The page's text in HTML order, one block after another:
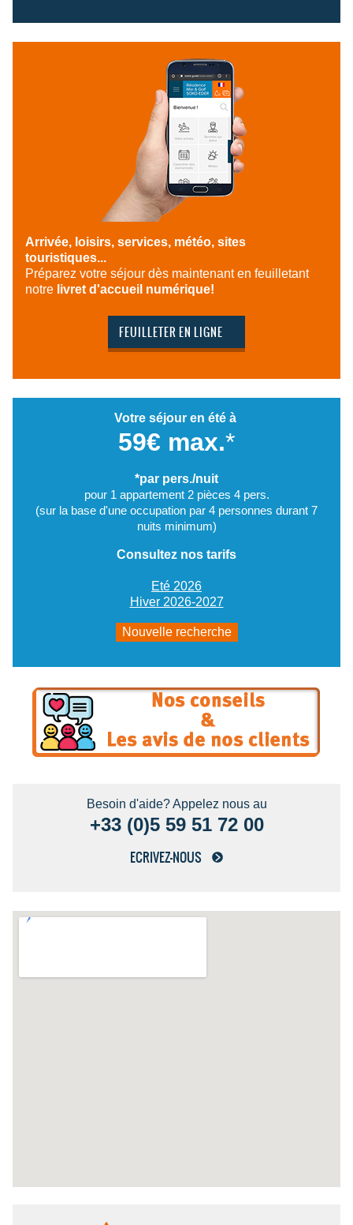
Arrivée, loisirs, services, météo, sites
touristiques...
Préparez votre séjour dès maintenant en feuilletant
notre livret d'accueil numérique!
FEUILLETER EN LIGNE
Votre séjour en été à
59€ max.*
*par pers./nuit
pour 1 appartement 2 pièces 4 pers.
(sur la base d'une occupation par 4 personnes durant 7
nuits minimum)
Consultez nos tarifs
Eté 2026
Hiver 2026-2027
Nouvelle recherche
Besoin d'aide? Appelez nous au
+33 (0)5 59 51 72 00
ECRIVEZ-NOUS